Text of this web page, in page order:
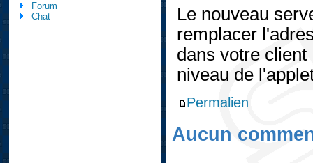
Le nouveau
remplacer
dans votre
niveau de
Permalien
Aucun
Forum
Chat